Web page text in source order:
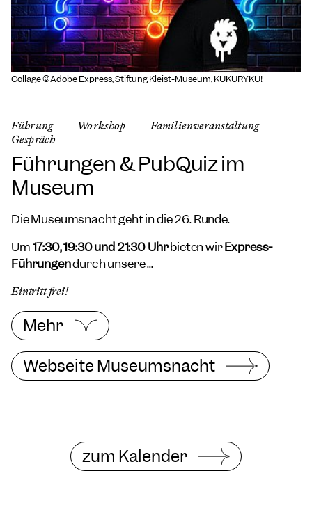
Collage ©Adobe Express, Stiftung Kleist-Museum, KUKURYKU!
Führung Workshop
Familienveranstaltung
Gespräch
Führungen & PubQuiz im
Museum
Die Museumsnacht geht in die 26. Runde.
Um17:30, 19:30 und 21:30 Uhrbieten wirExpress-
Führungendurch unsere ...
Eintritt frei!
Mehr
Webseite Museumsnacht
zum Kalender